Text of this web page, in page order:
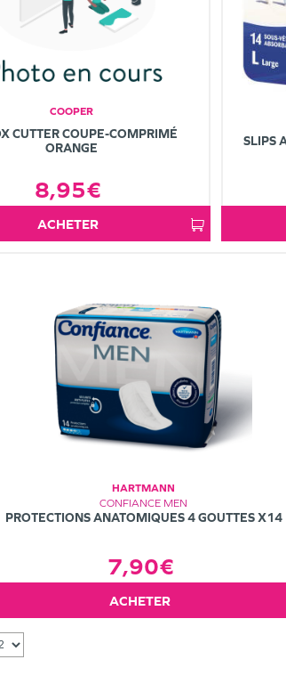
COOPER
CUTTER COUPE-COMPRIMÉ
ORANGE
8,95€
ACHETER
SLIPS
HARTMANN
CONFIANCE MEN
PROTECTIONS ANATOMIQUES 4 GOUTTES X14
7,90€
ACHETER